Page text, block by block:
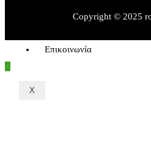
Rock Interviews
Επικοινωνία
X
Copyright © 2025